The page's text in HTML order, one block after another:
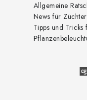
t
e
d
Allgemeine
News für Züchter
Tipps und Tricks